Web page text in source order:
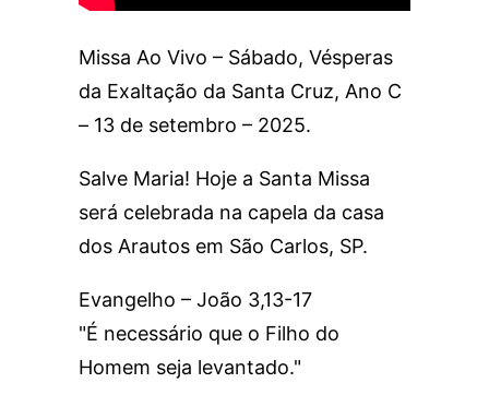
Missa Ao Vivo – Sábado, Vésperas
da Exaltação da Santa Cruz, Ano C
– 13 de setembro – 2025.
Salve Maria! Hoje a Santa Missa
será celebrada na capela da casa
dos Arautos em São Carlos, SP.
Evangelho – João 3,13-17
"É necessário que o Filho do
Homem seja levantado."